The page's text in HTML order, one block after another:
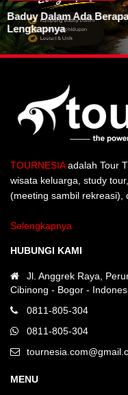
Baduy Dalam Ada
Lengkapnya
TOURNESIAadalah Tour
wisata keluarga, study
(meeting sambil rekreasi),
Selengkapnya
HUBUNGI KAMI
Jl. Anggrek Raya,
Cibinong - Bogor -
0811-805-304
0811-805-304
MENU